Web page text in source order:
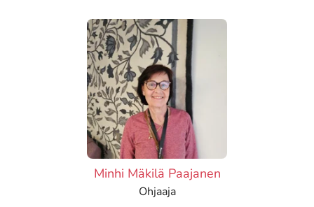
Minhi Mäkilä Paajanen
Ohjaaja